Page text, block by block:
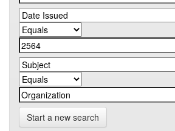
Start a new search